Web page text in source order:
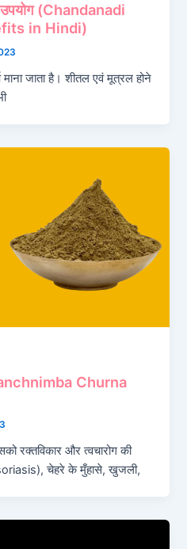
उपयोग (Chandanadi
in Hindi)
जाता है। शीतल एवं मूत्रल होने
Churna
रक्तविकार और त्वचारोग की
चेहरे के मुँहासे, खुजली,